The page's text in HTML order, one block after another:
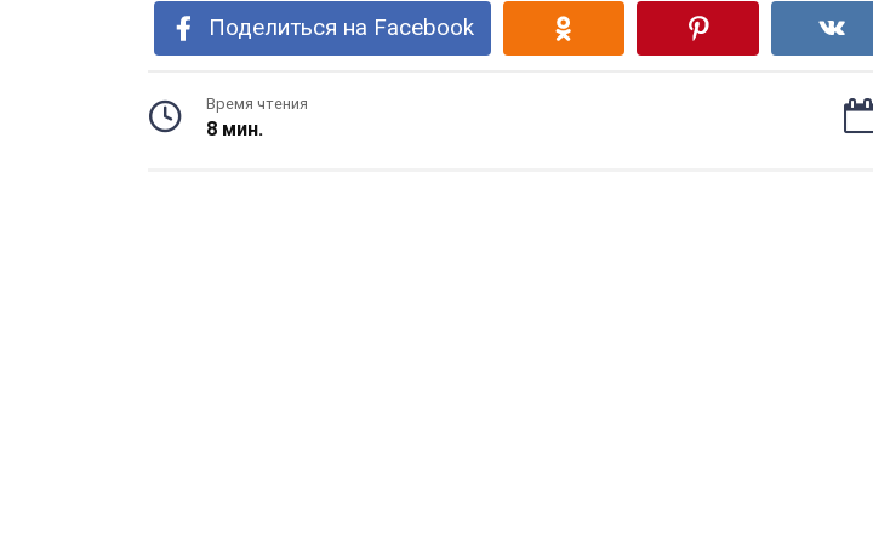
Поделиться на Facebook
Время чтения
8 мин.